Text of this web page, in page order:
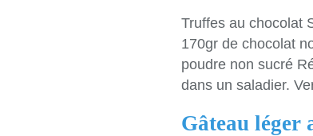
Truffes au chocolat
170gr de chocolat
poudre non sucré
dans un saladier.
Gâteau léger